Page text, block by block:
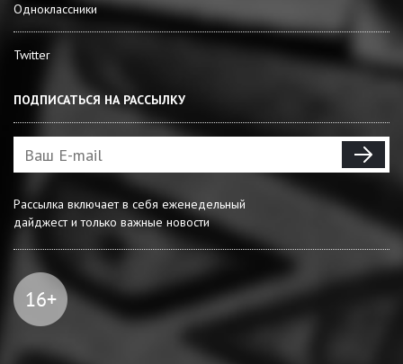
Одноклассники
Twitter
ПОДПИСАТЬСЯ НА РАССЫЛКУ
Рассылка включает в себя еженедельный
дайджест и только важные новости